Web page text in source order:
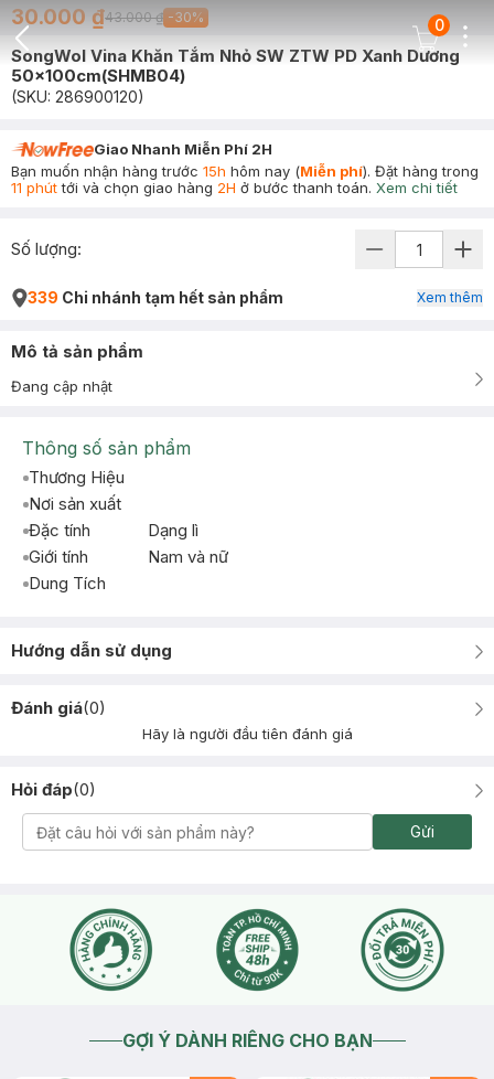
Back Icon
Cart Icon
0
30.000 ₫43.000 ₫ -30%
SongWol Vina Khăn Tắm Nhỏ SW ZTW PD Xanh Dương
50x100cm(SHMB04)
(SKU: 286900120)
Giao Nhanh Miễn Phí 2H
Bạn muốn nhận hàng trước 15h hôm nay (Miễn phí). Đặt hàng trong
11 phúttới và chọn giao hàng 2H ở bước thanh toán. Xem chi tiết
Số lượng:
339 Chi nhánh tạm hết sản phẩm Xem thêm
Mô tả sản phẩm
Đang cập nhật
Thông số sản phẩm
Thương Hiệu
Nơi sản xuất
Đặc tính
Dạng lì
Giới tính
Nam và nữ
Dung Tích
Hướng dẫn sử dụng
Đánh giá(0)
Hãy là người đầu tiên đánh giá
Hỏi đáp(0)
Gửi
GỢI Ý DÀNH RIÊNG CHO BẠN